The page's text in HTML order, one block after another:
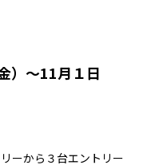
）〜11月１日
ーから３台エントリー